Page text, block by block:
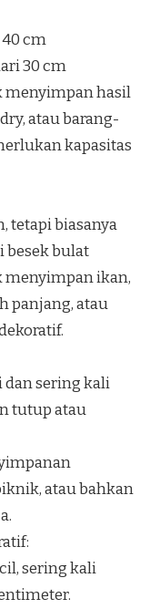
cm
30 cm
hasil
atau barang-
kapasitas
tetapi biasanya
besek bulat
ikan,
panjang, atau
dan sering kali
tutup atau
atau bahkan
sering kali